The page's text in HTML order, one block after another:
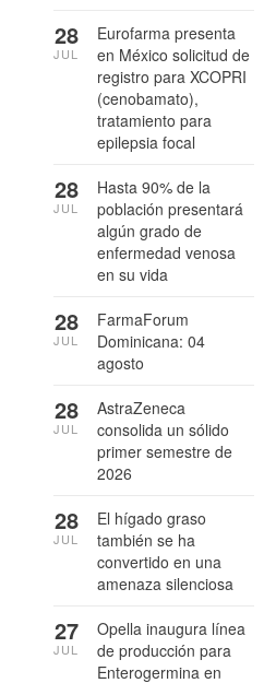
Eurofarma presenta
en México solicitud de
registro para XCOPRI
(cenobamato),
tratamiento para
epilepsia focal
28
JUL
Hasta 90% de la
población presentará
algún grado de
enfermedad venosa
en su vida
28
JUL
FarmaForum
Dominicana: 04
agosto
28
JUL
AstraZeneca
consolida un sólido
primer semestre de
2026
28
JUL
El hígado graso
también se ha
convertido en una
amenaza silenciosa
28
JUL
Opella inaugura línea
de producción para
Enterogermina en
27
JUL